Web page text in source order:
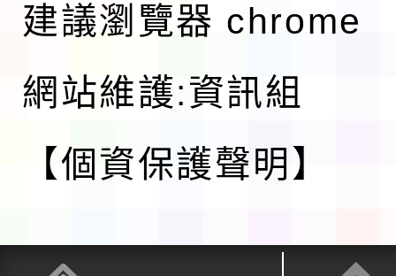
建議瀏覽器 chrome
網站維護:資訊組
【個資保護聲明】